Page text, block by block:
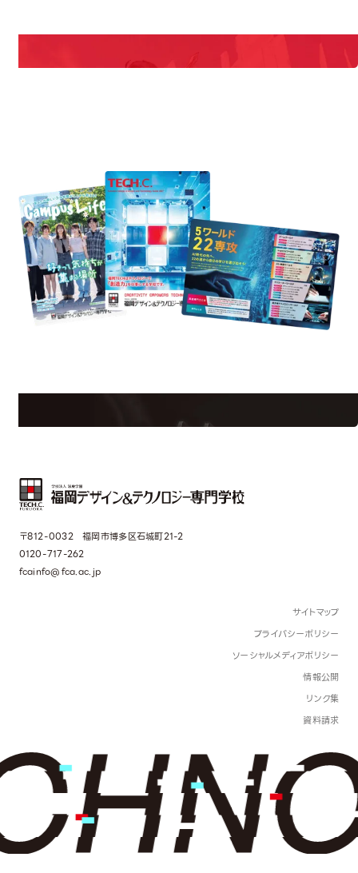
Information
〒812-0032 福岡市博多区石城町21-2
0120-717-262
fcainfo@fca.ac.jp
サイトマップ
プライバシーポリシー
ソーシャルメディアポリシー
情報公開
リンク集
資料請求